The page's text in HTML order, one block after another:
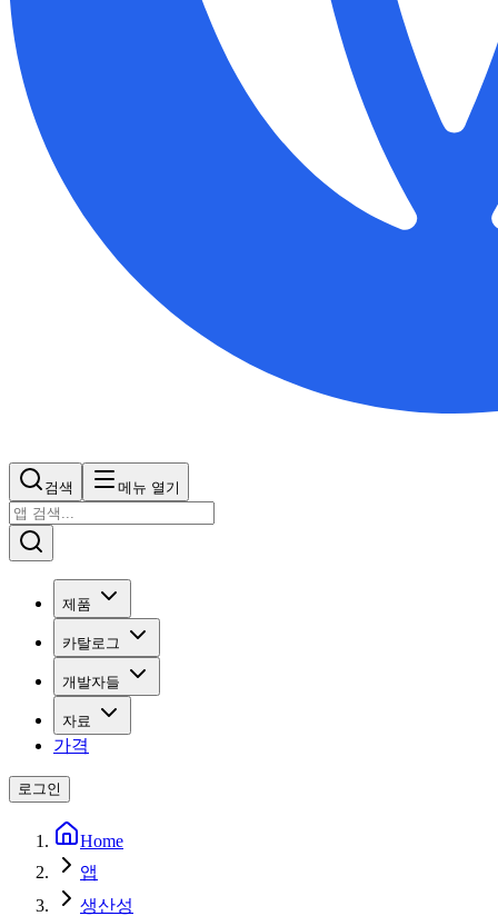
검색 메뉴 열기
제품
카탈로그
개발자들
자료
가격
로그인
Home
앱
생산성